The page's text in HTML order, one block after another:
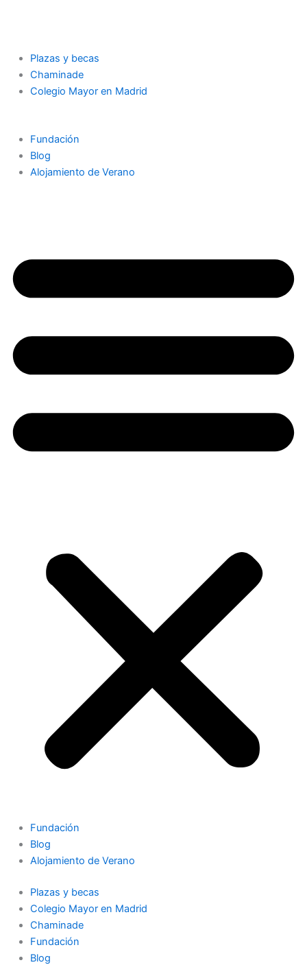
Plazas y becas
Chaminade
Colegio Mayor en Madrid
Fundación
Blog
Alojamiento de Verano
Fundación
Blog
Alojamiento de Verano
Plazas y becas
Colegio Mayor en Madrid
Chaminade
Fundación
Blog